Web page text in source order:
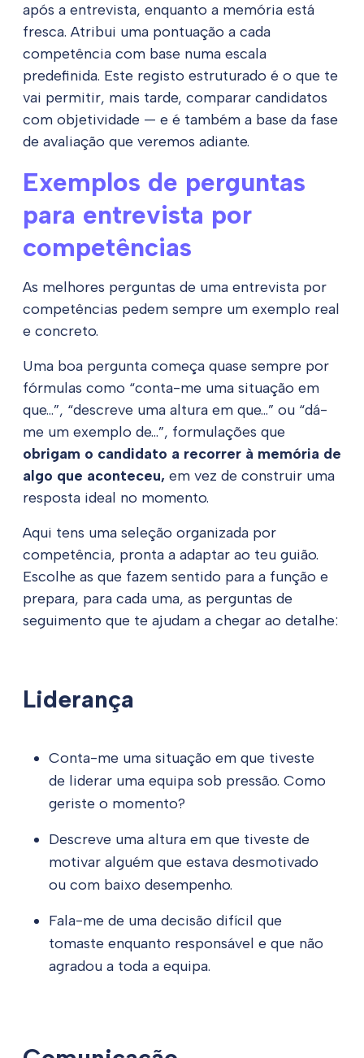
após a entrevista, enquanto a memória está
fresca. Atribui uma pontuação a cada
competência com base numa escala
predefinida. Este registo estruturado é o que te
vai permitir, mais tarde, comparar candidatos
com objetividade — e é também a base da fase
de avaliação que veremos adiante.
Exemplos de perguntas
para entrevista por
competências
As melhores perguntas de uma entrevista por
competências pedem sempre um exemplo real
e concreto.
Uma boa pergunta começa quase sempre por
fórmulas como “conta-me uma situação em
que…”, “descreve uma altura em que…” ou “dá-
me um exemplo de…”, formulações que
obrigam o candidato a recorrer à memória de
algo que aconteceu, em vez de construir uma
resposta ideal no momento.
Aqui tens uma seleção organizada por
competência, pronta a adaptar ao teu guião.
Escolhe as que fazem sentido para a função e
prepara, para cada uma, as perguntas de
seguimento que te ajudam a chegar ao detalhe:
Liderança
Conta-me uma situação em que tiveste
de liderar uma equipa sob pressão. Como
geriste o momento?
Descreve uma altura em que tiveste de
motivar alguém que estava desmotivado
ou com baixo desempenho.
Fala-me de uma decisão difícil que
tomaste enquanto responsável e que não
agradou a toda a equipa.